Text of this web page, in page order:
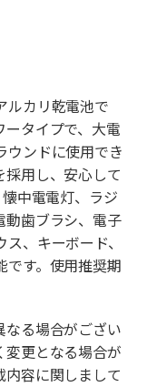
ルカリ乾電池で
ータイプで、大電
ウンドに使用でき
採用し、安心して
中電電灯、ラジ
動歯ブラシ、電子
、キーボード、
です。使用推奨期
る場合がござい
更となる場合が
内容に関しまして